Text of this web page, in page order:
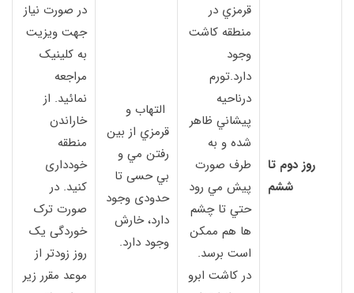
روز دوم تا
ششم
قرمزي در
منطقه كاشت
وجود
دارد.تورم
درناحيه
پيشاني ظاهر
شده و به
طرف صورت
پيش مي رود
حتي تا چشم
ها هم ممكن
است برسد.
در کاشت ابرو
التهاب و
قرمزي از بين
رفتن مي و
بي حسی تا
حدودی وجود
دارد، خارش
وجود دارد.
در صورت نیاز
جهت ویزیت
به کلینیک
مراجعه
نمائید. از
خاراندن
منطقه
خودداری
کنید. در
صورت ترک
خوردگی یک
روز زودتر از
موعد مقرر زیر